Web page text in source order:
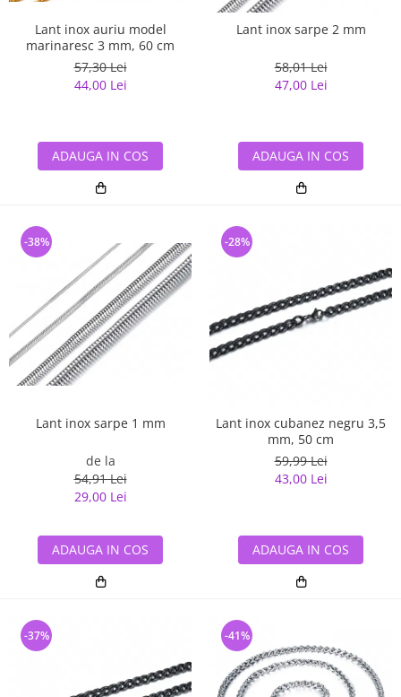
Lant inox auriu model
marinaresc 3 mm, 60 cm
57,30 Lei
44,00 Lei
ADAUGA IN COS
Lant inox sarpe 2 mm
58,01 Lei
47,00 Lei
ADAUGA IN COS
Lant inox sarpe 1 mm
de la
54,91 Lei
29,00 Lei
-38%
ADAUGA IN COS
Lant inox cubanez negru 3,5
mm, 50 cm
59,99 Lei
43,00 Lei
-28%
ADAUGA IN COS
-37% -41%